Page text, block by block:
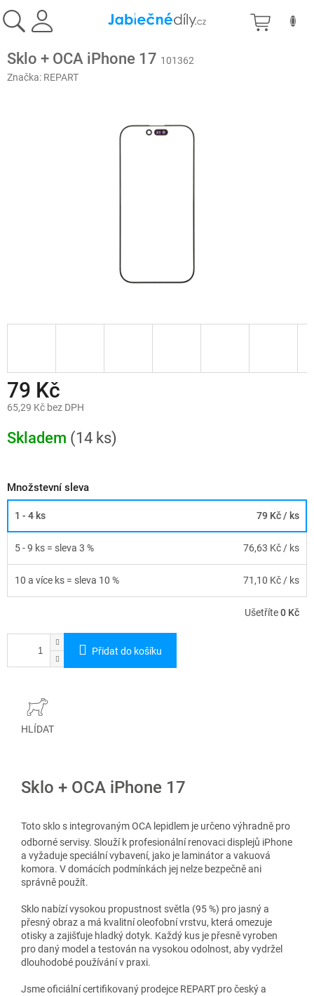
na
obsah
Sklo + OCA iPhone 17 101362
Značka: REPART
79 Kč
65,29 Kč bez DPH
cena:
Skladem (14 ks)
Množstevní sleva
1 - 4 ks 79 Kč/ ks
5 - 9 ks = sleva 3 % 76,63 Kč/ ks
10 a více ks = sleva 10 % 71,10 Kč/ ks
Ušetříte0 Kč
Přidat do košíku
HLÍDAT
Sklo + OCA iPhone 17
Toto sklo s integrovaným OCA lepidlem je určeno výhradně pro
odborné servisy. Slouží k profesionální renovaci displejů iPhone
a vyžaduje speciální vybavení, jako je laminátor a vakuová
komora. V domácích podmínkách jej nelze bezpečně ani
správně použít.
Sklo nabízí vysokou propustnost světla (95 %) pro jasný a
přesný obraz a má kvalitní oleofobní vrstvu, která omezuje
otisky a zajišťuje hladký dotyk. Každý kus je přesně vyroben
pro daný model a testován na vysokou odolnost, aby vydržel
dlouhodobé používání v praxi.
Jsme oficiální certifikovaný prodejce REPART pro český a